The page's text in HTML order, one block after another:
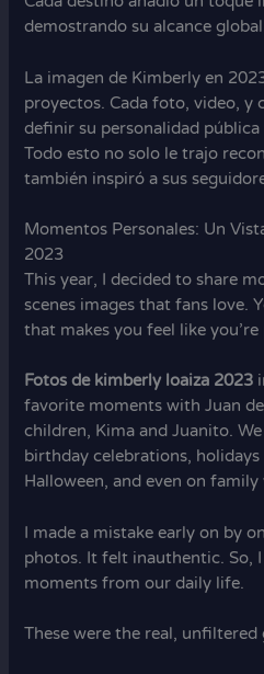
demostrando su alcance
La imagen de Kimberly en
proyectos. Cada foto, video, y
definir su personalidad
Todo esto no solo le trajo
también inspiró a sus
Momentos Personales: Un
2023
This year, I decided to share
scenes images that fans love.
that makes you feel like
Fotos de kimberly loaiza 2023
favorite moments with Juan
children, Kima and Juanito.
birthday celebrations, holidays
Halloween, and even on family
I made a mistake early on by
photos. It felt inauthentic. So,
moments from our daily life.
These were the real,